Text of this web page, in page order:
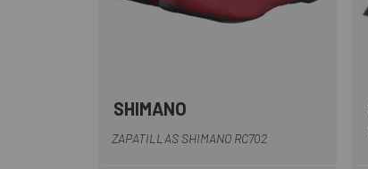
Blanco
SHIMANO
ZAPATILLAS SHIMANO RC702